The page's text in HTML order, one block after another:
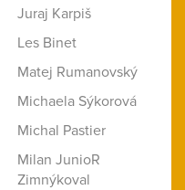
Juraj Karpiš
Les Binet
Matej Rumanovský
Michaela Sýkorová
Michal Pastier
Milan JunioR
Zimnýkoval